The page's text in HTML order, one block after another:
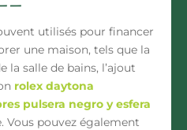
utilisés pour financer
une maison, tels que la
la salle de bains, l’ajout
rolex daytona
pulsera negro y esfera
Vous pouvez également